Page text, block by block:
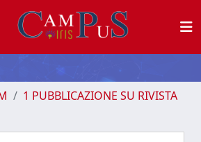
1 PUBBLICAZIONE SU RIVISTA